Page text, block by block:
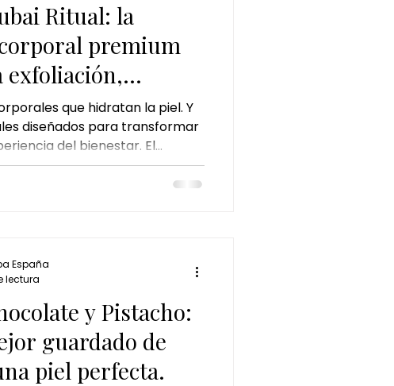
Ritual: la
premium
exfoliación,
que hidratan la piel. Y
diseñados para transformar
del bienestar. El
pertenece a esta segunda
inspirado en el lujo
de la mano de Japanese
de la colección Masaj
y Pistacho:
guardado de
piel perfecta.
España
lectura